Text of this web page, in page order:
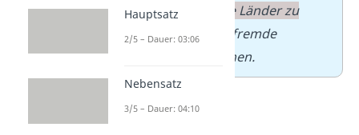
Siemag es
neue Länder zu
bereisen, sowie fremde
Sprachen zu lernen.
Hauptsatz
2/5 – Dauer: 03:06
Nebensatz
3/5 – Dauer: 04:10